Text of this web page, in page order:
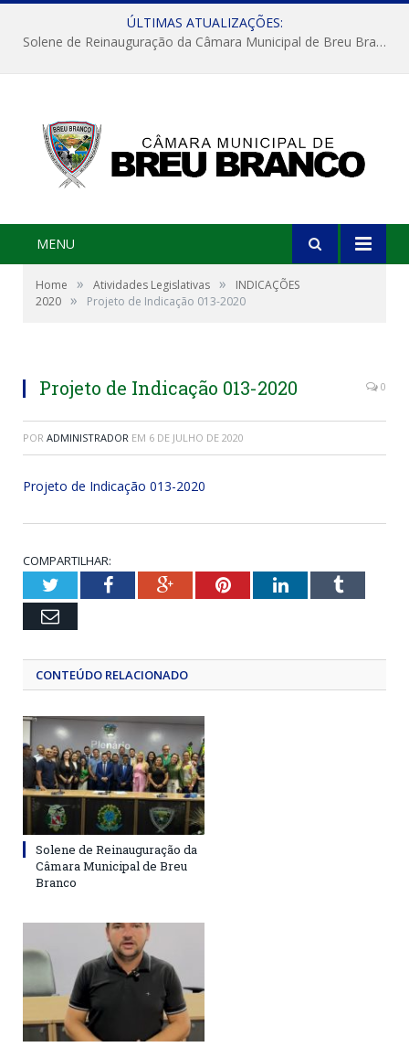
ÚLTIMAS ATUALIZAÇÕES:
Solene de Reinauguração da Câmara Municipal de Breu Branco
MENU
Home » Atividades Legislativas »
INDICAÇÕES
2020 » Projeto de Indicação 013-2020
Projeto de Indicação 013-2020 0
POR ADMINISTRADOR EM 6 DE JULHO DE 2020
Projeto de Indicação 013-2020
COMPARTILHAR:
TwitterFacebookGoogle+PinterestLinkedInTumblr
Email
CONTEÚDO RELACIONADO
Solene de Reinauguração da
Câmara Municipal de Breu
Branco